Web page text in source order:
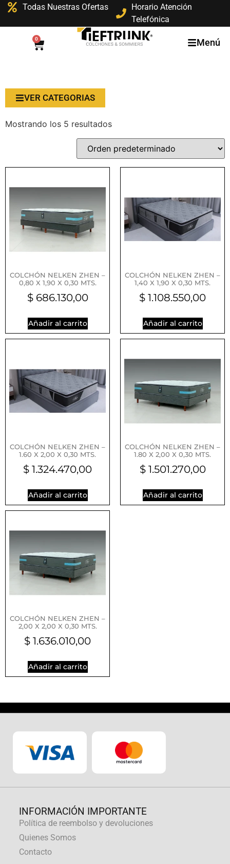
Todas Nuestras Ofertas
Horario Atención
Telefónica
0 Menú
VER CATEGORIAS
Mostrando los 5 resultados
COLCHÓN NELKEN ZHEN –
0,80 X 1,90 X 0,30 MTS.
$686.130,00
Añadir al carrito
COLCHÓN NELKEN ZHEN –
1,40 X 1,90 X 0,30 MTS.
$ 1.108.550,00
Añadir al carrito
COLCHÓN NELKEN ZHEN –
1.60 X 2,00 X 0,30 MTS.
$ 1.324.470,00
Añadir al carrito
COLCHÓN NELKEN ZHEN –
1.80 X 2,00 X 0,30 MTS.
$1.501.270,00
Añadir al carrito
COLCHÓN NELKEN ZHEN –
2,00 X 2,00 X 0,30 MTS.
$ 1.636.010,00
Añadir al carrito
INFORMACIÓN IMPORTANTE
Política de reembolso y devoluciones
Quienes Somos
Contacto